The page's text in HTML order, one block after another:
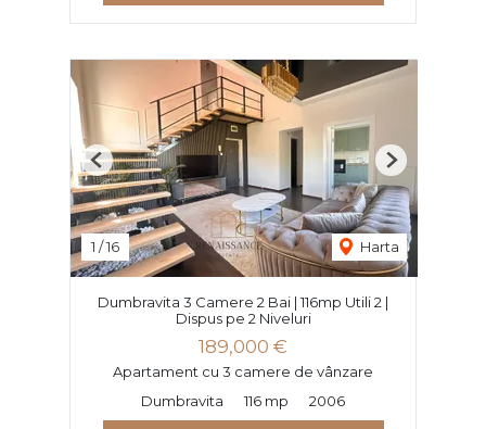
1 /16 Harta
Previous Next
Dumbravita 3 Camere 2 Bai | 116mp Utili 2 |
Dispus pe 2 Niveluri
189,000 €
Apartament cu 3 camere de vânzare
Dumbravita
116 mp 2006